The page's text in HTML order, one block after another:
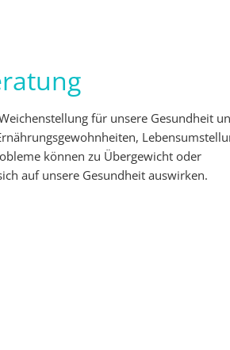
für unsere Gesundheit
können zu Übergewicht oder
auf unsere Gesundheit auswirken.